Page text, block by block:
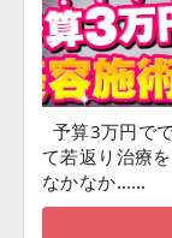
予算3万円で
て若返り治療
なかなか……